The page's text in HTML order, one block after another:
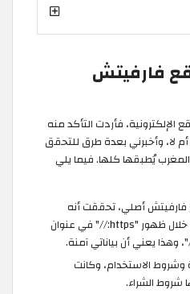
فارفيتش
فأردت التأكد منه
لا، وأخبرني بعدة طرق للتحقق
يُطبقها كلها. فيما يلي
فارفيتش أصلي، تحققت أنه
يستخدم تشفير SSL من خلال ظهور "https://" في عنوان
الاستخدام، وكانت
شروط الشراء.